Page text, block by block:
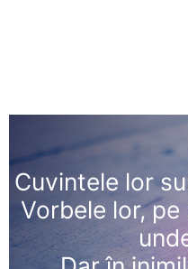
Cuvintele lor
Vorbele lor,